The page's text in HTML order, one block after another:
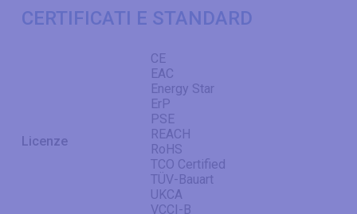
CERTIFICATI E STANDARD
Licenze
CE
EAC
Energy Star
ErP
PSE
REACH
RoHS
TCO Certified
TÜV-Bauart
UKCA
VCCI-B